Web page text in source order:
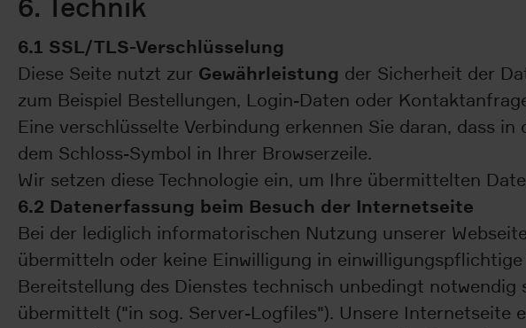
6. Technik
6.1 SSL/TLS-Verschlüsselung
Diese Seite nutzt zur Gewährleistung der Sicherheit der
zum Beispiel Bestellungen, Login-Daten oder
Eine verschlüsselte Verbindung erkennen Sie daran, dass
dem Schloss-Symbol in Ihrer Browserzeile.
Wir setzen diese Technologie ein, um Ihre übermittelten
6.2 Datenerfassung beim Besuch der Internetseite
Bei der lediglich informatorischen Nutzung unserer
übermitteln oder keine Einwilligung in
Bereitstellung des Dienstes technisch unbedingt
übermittelt ("in sog. Server-Logfiles"). Unsere